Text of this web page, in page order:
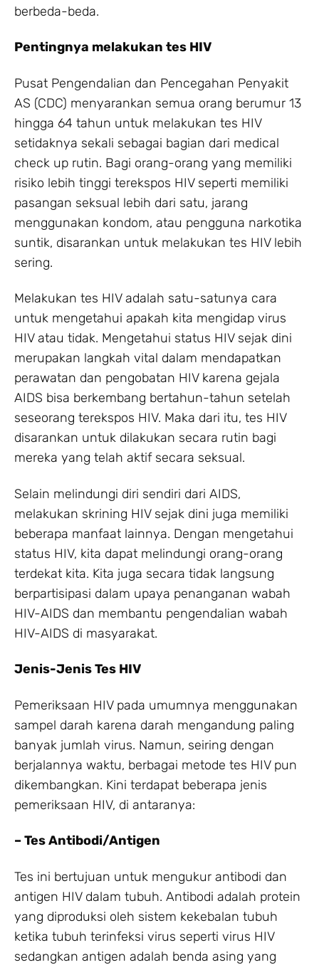
berbeda-beda.
Pentingnya melakukan tes HIV
Pusat Pengendalian dan Pencegahan Penyakit
AS (CDC) menyarankan semua orang berumur 13
hingga 64 tahun untuk melakukan tes HIV
setidaknya sekali sebagai bagian dari medical
check up rutin. Bagi orang-orang yang memiliki
risiko lebih tinggi terekspos HIV seperti memiliki
pasangan seksual lebih dari satu, jarang
menggunakan kondom, atau pengguna narkotika
suntik, disarankan untuk melakukan tes HIV lebih
sering.
Melakukan tes HIV adalah satu-satunya cara
untuk mengetahui apakah kita mengidap virus
HIV atau tidak. Mengetahui status HIV sejak dini
merupakan langkah vital dalam mendapatkan
perawatan dan pengobatan HIV karena gejala
AIDS bisa berkembang bertahun-tahun setelah
seseorang terekspos HIV. Maka dari itu, tes HIV
disarankan untuk dilakukan secara rutin bagi
mereka yang telah aktif secara seksual.
Selain melindungi diri sendiri dari AIDS,
melakukan skrining HIV sejak dini juga memiliki
beberapa manfaat lainnya. Dengan mengetahui
status HIV, kita dapat melindungi orang-orang
terdekat kita. Kita juga secara tidak langsung
berpartisipasi dalam upaya penanganan wabah
HIV-AIDS dan membantu pengendalian wabah
HIV-AIDS di masyarakat.
Jenis-Jenis Tes HIV
Pemeriksaan HIV pada umumnya menggunakan
sampel darah karena darah mengandung paling
banyak jumlah virus. Namun, seiring dengan
berjalannya waktu, berbagai metode tes HIV pun
dikembangkan. Kini terdapat beberapa jenis
pemeriksaan HIV, di antaranya:
– Tes Antibodi/Antigen
Tes ini bertujuan untuk mengukur antibodi dan
antigen HIV dalam tubuh. Antibodi adalah protein
yang diproduksi oleh sistem kekebalan tubuh
ketika tubuh terinfeksi virus seperti virus HIV
sedangkan antigen adalah benda asing yang